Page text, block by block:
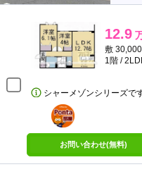
12.9
敷
1階 /
シャーメゾンシリーズ
ポンタ
部屋
お問い合わせ(無料)